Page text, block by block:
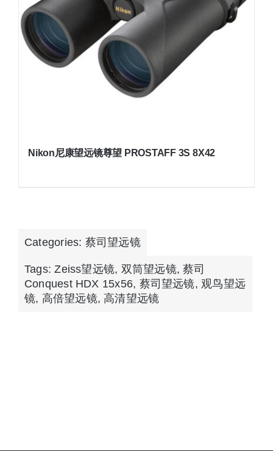
Nikon尼康望远镜尊望 PROSTAFF 3S 8X42
Categories: 蔡司望远镜
Tags:Zeiss望远镜, 双筒望远镜,蔡司
Conquest HDX 15x56, 蔡司望远镜,观鸟望远
镜, 高倍望远镜, 高清望远镜